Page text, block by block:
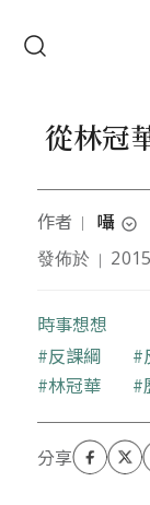
從林冠
作者 ｜ 囁 expand_circle_down
作者為文字
發佈於 ｜
時事想想
關鍵字
反課綱
林冠華